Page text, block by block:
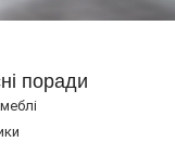
поради